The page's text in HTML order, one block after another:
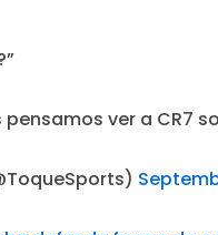
ver a CR7